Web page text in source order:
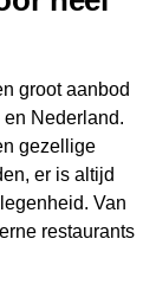
niet
om
groot aanbod
Nederland.
gezellige
er is altijd
Van
restaurants
wat wils.